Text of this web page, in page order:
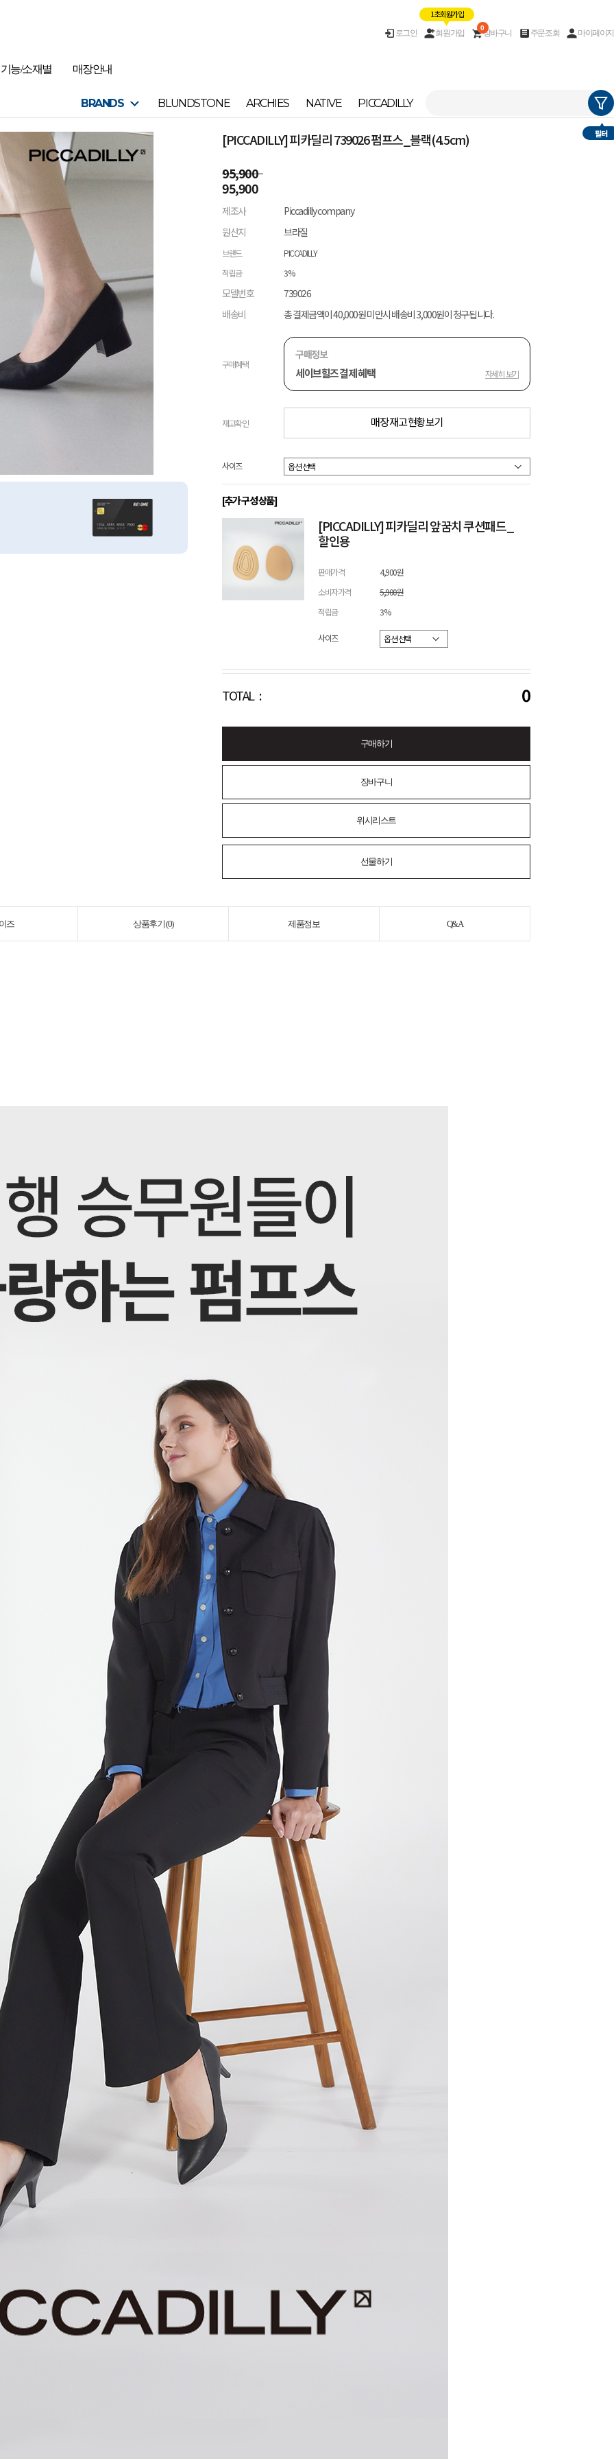
로그인 회원가입
1초 회원가입
장바구니
0
주문조회 마이페이지
기능/소재별 매장안내
BRANDS BLUNDSTONE ARCHIES NATIVE PICCADILLY
필터
[PICCADILLY] 피카딜리 739026 펌프스_블랙(4.5cm)
95,900
95,900
제조사
Piccadilly company
원산지
브라질
브랜드
PICCADILLY
적립금
3%
모델번호
739026
배송비
총 결제금액이 40,000원 미만시 배송비 3,000원이 청구됩니다.
구매혜택
구매정보
세이브힐즈 결제 혜택 자세히 보기
재고확인 매장 재고 현황 보기
사이즈
[추가 구성 상품]
[PICCADILLY] 피카딜리 앞꿈치 쿠션패드_
할인용
판매가격
4,900원
소비자가격
5,900원
적립금
3%
사이즈
TOTAL : 0
구매하기
장바구니
위시리스트
선물하기
즈 상품후기 (0) 제품정보 Q&A